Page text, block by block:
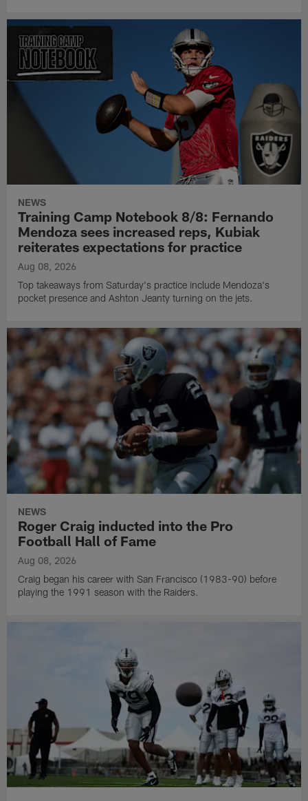
NEWS
Training Camp Notebook 8/8: Fernando
Mendoza sees increased reps, Kubiak
reiterates expectations for practice
Aug 08, 2026
Top takeaways from Saturday's practice include Mendoza's
pocket presence and Ashton Jeanty turning on the jets.
NEWS
Roger Craig inducted into the Pro
Football Hall of Fame
Aug 08, 2026
Craig began his career with San Francisco (1983-90) before
playing the 1991 season with the Raiders.